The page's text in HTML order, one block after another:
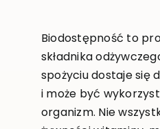
Biodostępność to
składnika
spożyciu dostaje się
i może być
organizm. Nie